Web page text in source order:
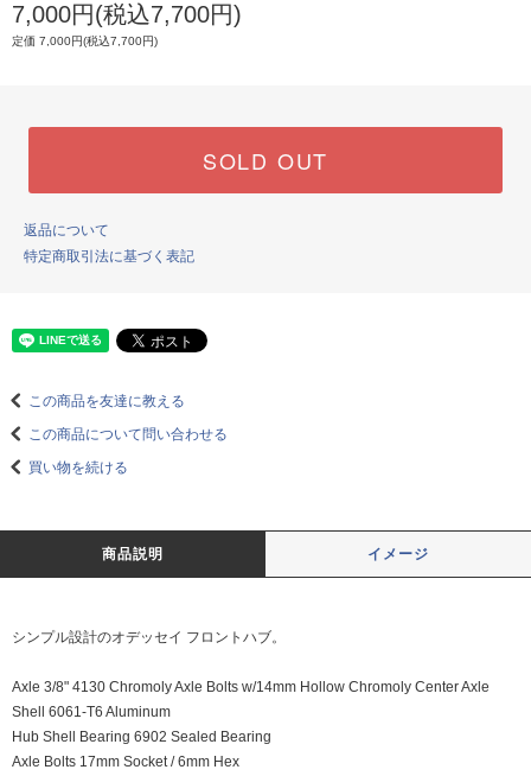
7,000円(税込7,700円)
定価 7,000円(税込7,700円)
SOLD OUT
返品について
特定商取引法に基づく表記
この商品を友達に教える
この商品について問い合わせる
買い物を続ける
商品説明 イメージ
シンプル設計のオデッセイ フロントハブ。
Axle 3/8" 4130 Chromoly Axle Bolts w/14mm Hollow Chromoly Center Axle
Shell 6061-T6 Aluminum
Hub Shell Bearing 6902 Sealed Bearing
Axle Bolts 17mm Socket / 6mm Hex